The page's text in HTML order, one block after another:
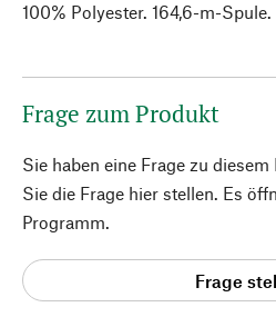
100% Polyester. 164,6-m-Spule.
Frage zum Produkt
Sie haben eine Frage zu
Sie die Frage hier stellen. Es
Programm.
Frage